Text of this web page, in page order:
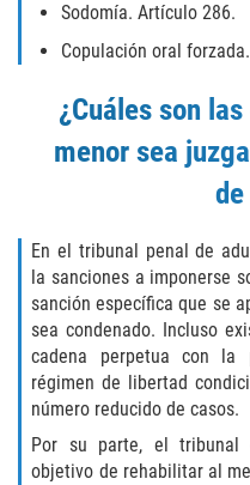
CRIMINAL
DOMESTIC
DOMESTIC
FAILURE TO
VIOLATION
DRIVING CRIMES
HIT AND RUN
Sodomía. Artículo 286.
Copulación oral
¿Cuáles son
menor sea
En el tribunal penal de
la sanciones a imponerse
sanción específica que se
sea condenado. Incluso
cadena perpetua con
régimen de libertad
número reducido de casos.
Por su parte, el tribunal
objetivo de rehabilitar al